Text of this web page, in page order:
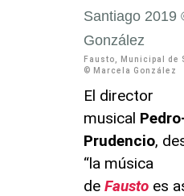
Fausto, Municipal de
© Marcela González
El director
musical
Prudencio,
“la música
de Fausto es